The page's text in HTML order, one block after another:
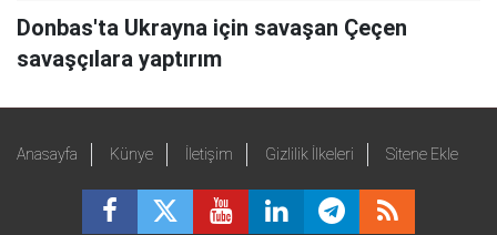
Donbas'ta Ukrayna için savaşan Çeçen
savaşçılara yaptırım
Anasayfa Künye İletişim Gizlilik İlkeleri Sitene Ekle